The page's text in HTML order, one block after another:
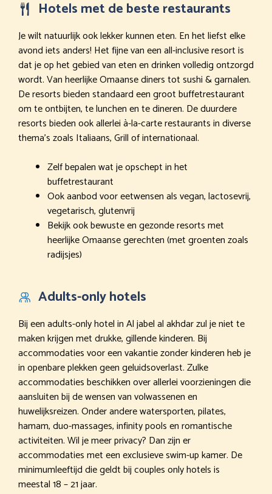
Hotels met de beste restaurants
Je wilt natuurlijk ook lekker kunnen eten. En het liefst elke
avond iets anders! Het fijne van een all-inclusive resort is
dat je op het gebied van eten en drinken volledig ontzorgd
wordt. Van heerlijke Omaanse diners tot sushi & garnalen.
De resorts bieden standaard een groot buffetrestaurant
om te ontbijten, te lunchen en te dineren. De duurdere
resorts bieden ook allerlei à-la-carte restaurants in diverse
thema’s zoals Italiaans, Grill of internationaal.
Zelf bepalen wat je opschept in het
buffetrestaurant
Ook aanbod voor eetwensen als vegan, lactosevrij,
vegetarisch, glutenvrij
Bekijk ook bewuste en gezonde resorts met
heerlijke Omaanse gerechten (met groenten zoals
radijsjes)
Adults-only hotels
Bij een adults-only hotel in Al jabel al akhdar zul je niet te
maken krijgen met drukke, gillende kinderen. Bij
accommodaties voor een vakantie zonder kinderen heb je
in openbare plekken geen geluidsoverlast. Zulke
accommodaties beschikken over allerlei voorzieningen die
aansluiten bij de wensen van volwassenen en
huwelijksreizen. Onder andere watersporten, pilates,
hamam, duo-massages, infinity pools en romantische
activiteiten. Wil je meer privacy? Dan zijn er
accommodaties met een exclusieve swim-up kamer. De
minimumleeftijd die geldt bij couples only hotels is
meestal 18 – 21 jaar.